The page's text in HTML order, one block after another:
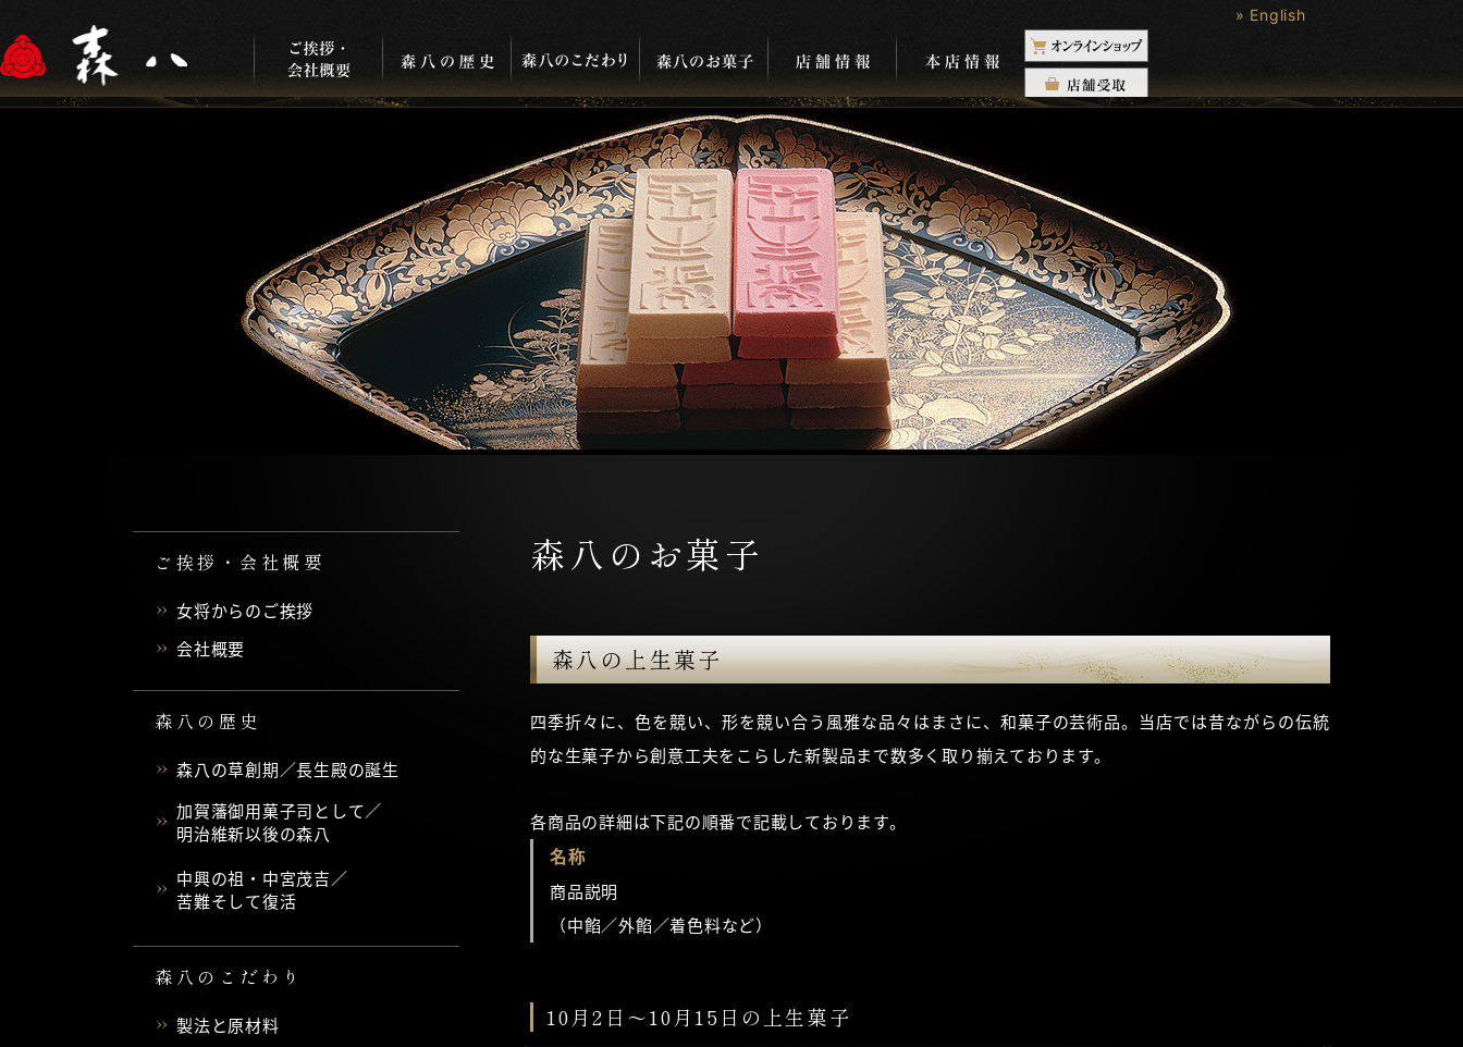
» English
ご挨拶・会社概要
女将からのご挨拶
会社概要
森八の歴史
森八の草創期／長生殿の誕生
加賀藩御用菓子司として／
明治維新以後の森八
中興の祖・中宮茂吉／
苦難そして復活
森八のこだわり
製法と原材料
森八のお菓子
森八の上生菓子
四季折々に、色を競い、形を競い合う風雅な品々はまさに、和菓子の芸術品。当店では昔ながらの伝統
的な生菓子から創意工夫をこらした新製品まで数多く取り揃えております。
各商品の詳細は下記の順番で記載しております。
名称
商品説明
（中餡／外餡／着色料など）
10月2日～10月15日の上生菓子